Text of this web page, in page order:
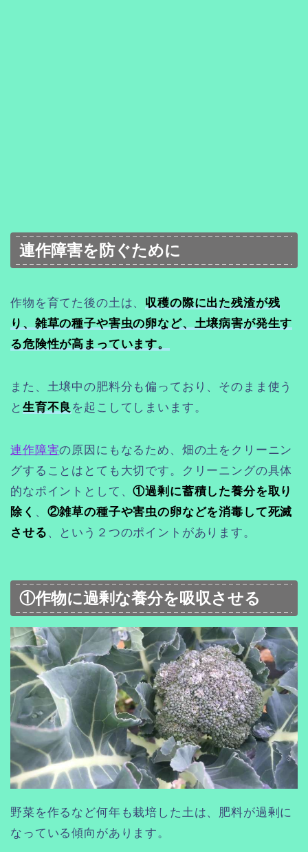
連作障害を防ぐために
作物を育てた後の土は、 収穫の際に出た残渣が残
り、雑草の種子や害虫の卵など、土壌病害が発生す
る危険性が高まっています。
また、土壌中の肥料分も偏っており、そのまま使う
と 生育不良 を起こしてしまいます。
連作障害の原因にもなるため、畑の土をクリーニン
グすることはとても大切です。クリーニングの具体
的なポイントとして、①過剰に蓄積した養分を取り
除く 、 ②雑草の種子や害虫の卵などを消毒して死滅
させる 、という２つのポイントがあります。
①作物に過剰な養分を吸収させる
野菜を作るなど何年も栽培した土は、肥料が過剰に
なっている傾向があります。